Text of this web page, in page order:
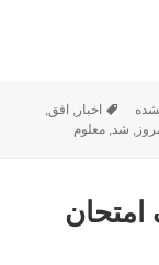
برچسب‌ها
اخبار, افق,
, شد,معلوم